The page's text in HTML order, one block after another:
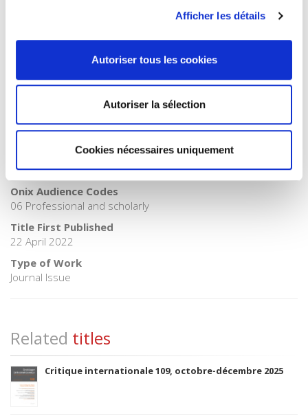
Afficher les détails
Autoriser tous les cookies
Autoriser la sélection
Cookies nécessaires uniquement
International Relations
>International field
BISAC Subject Heading
POL000000 POLITICAL SCIENCE > POL011000 POLITICAL
SCIENCE / International Relations
BIC subject category (UK)
JPS International relations > JPSL Geopolitics
Onix Audience Codes
06 Professional and scholarly
Title First Published
22 April 2022
Type of Work
Journal Issue
Related titles
Critique internationale 109, octobre-décembre 2025